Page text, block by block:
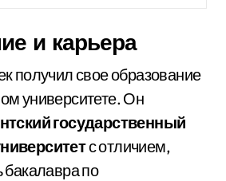
и карьера
получил свое образование
университете. Он
государственный
с отличием,
бакалавра по